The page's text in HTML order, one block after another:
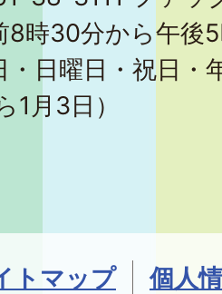
8時30分から午後
・日曜日・祝日・
1月3日）
トマップ
個人